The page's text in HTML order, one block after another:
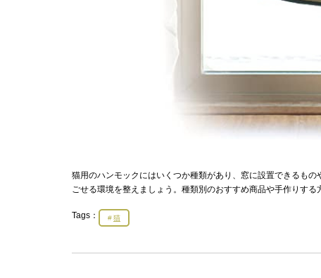
猫用のハンモックにはいくつか種類があり、窓に設置できるも
ごせる環境を整えましょう。種類別のおすすめ商品や手作りする
Tags： 猫